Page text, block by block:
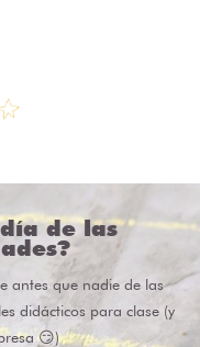
de las
antes que nadie de las
didácticos para clase (y
😏)